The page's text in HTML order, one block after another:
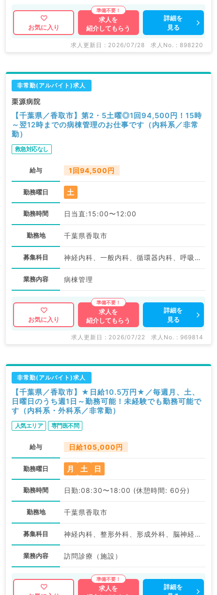
お気に入り
求人を
紹介してもらう
詳細を
見る
求人更新日 : 2026/07/28 求人No. : 898220
非常勤(アルバイト)求人
栗源病院
【千葉県／香取市】第2・5土曜◎1回94,500円！15時
～翌12時までの病棟管理のお仕事です（内科系／非常
勤）
救急対応なし
給与 1回94,500円
勤務曜日 土
勤務時間 日当直:15:00〜12:00
勤務地 千葉県香取市
募集科目 神経内科、一般内科、循環器内科、呼吸器内科、消化器内科、内分泌・代謝内科、腎臓内科、老年内科、血液内科、膠原病科
業務内容 病棟管理
お気に入り
求人を
紹介してもらう
詳細を
見る
求人更新日 : 2026/07/22 求人No. : 969814
非常勤(アルバイト)求人
【千葉県／香取市】★日給10.5万円★／毎週月、土、
日曜日のうち週1日～勤務可能！未経験でも勤務可能で
す（内科系・外科系／非常勤）
人気エリア 専門医不問
給与 日給105,000円
勤務曜日 月 土 日
勤務時間 日勤:08:30〜18:00 (休憩時間: 60分)
勤務地 千葉県香取市
募集科目 神経内科、整形外科、形成外科、脳神経外科、呼吸器外科、心臓血管外科、小児外科、泌尿器科、一般内科、循環器内科、呼吸器内科、消化器内科、内分泌・代謝内科、腎臓内科、老年内科、血液内科、外科系全般、一般外科、消化器外科、乳腺外科、膠原病科、スポーツ整形外科、大腸・肛門外科
業務内容 訪問診療（施設）
求人を
詳細を